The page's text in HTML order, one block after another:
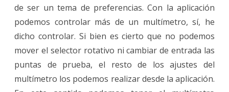
de ser un tema de preferencias. Con la aplicación
podemos controlar más de un multímetro, sí, he
dicho controlar. Si bien es cierto que no podemos
mover el selector rotativo ni cambiar de entrada las
puntas de prueba, el resto de los ajustes del
multímetro los podemos realizar desde la aplicación.